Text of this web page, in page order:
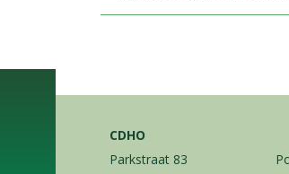
CDHO
Parkstraat 83